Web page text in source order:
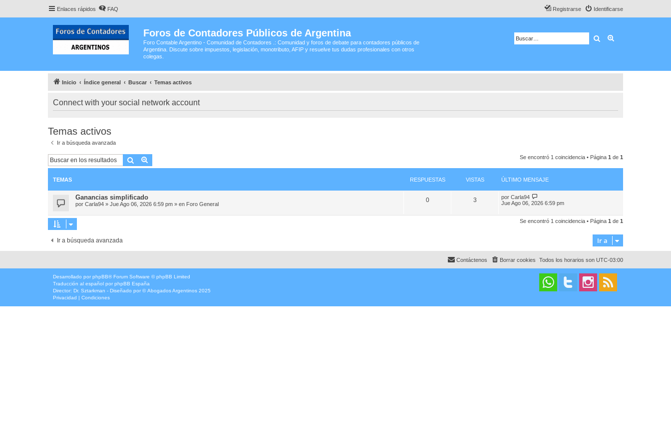
Enlaces rápidos FAQ Identificarse
Registrarse
Foros de Contadores Públicos de Argentina
Foro Contable Argentino - Comunidad de Contadores .: Comunidad y foros de debate para contadores públicos de
Argentina. Discute sobre impuestos, legislación, monotributo, AFIP y resuelve tus dudas profesionales con otros
colegas.
Buscar
Inicio Índice general Buscar Temas activos
Connect with your social network account
Temas activos
Ir a búsqueda avanzada
Buscar Se encontró 1 coincidencia • Página 1 de 1
TEMAS RESPUESTAS VISTAS ÚLTIMO MENSAJE
Ganancias simplificado
por Carla94 » Jue Ago 06, 2026 6:59 pm » en Foro General
0 3 por Carla94
Jue Ago 06, 2026 6:59 pm
Se encontró 1 coincidencia • Página 1 de 1
Ir a búsqueda avanzada Ir a
Todos los horarios son UTC-03:00
Borrar cookies
Contáctenos
Desarrollado por phpBB® Forum Software © phpBB Limited
Traducción al español por phpBB España
Director: Dr. Sztarkman - Diseñado por ©Abogados Argentinos 2025
Privacidad | Condiciones